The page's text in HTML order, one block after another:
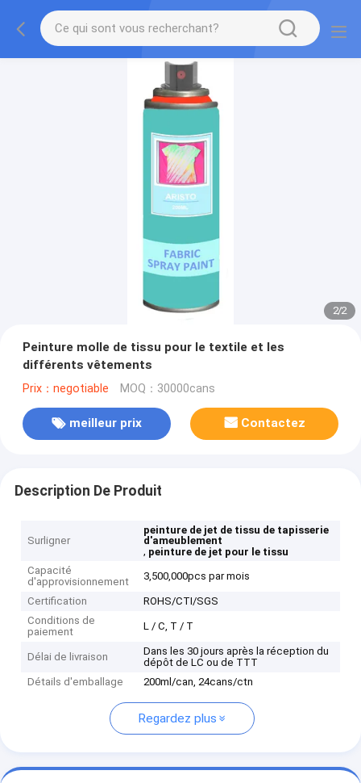
2/2
Peinture molle de tissu pour le textile et les
différents vêtements
Prix：negotiable MOQ：30000cans
meilleur prix Contactez
Description De Produit
Surligner
peinture de jet de tissu de tapisserie
d'ameublement
, peinture de jet pour le tissu
Capacité
d'approvisionnement
3,500,000pcs par mois
Certification
ROHS/CTI/SGS
Conditions de
paiement
L / C, T / T
Délai de livraison
Dans les 30 jours après la réception du
dépôt de LC ou de TTT
Détails d'emballage
200ml/can, 24cans/ctn
Regardez plus